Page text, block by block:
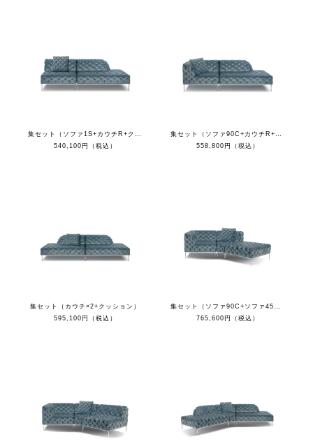
集セット（ソファ1S+カウチR+クッション）
540,100円（税込）
集セット（ソファ90C+カウチR+クッション）
558,800円（税込）
集セット（カウチ×2+クッション）
595,100円（税込）
集セット（ソファ90C+ソファ45C+オットマン+クッション）
765,600円（税込）